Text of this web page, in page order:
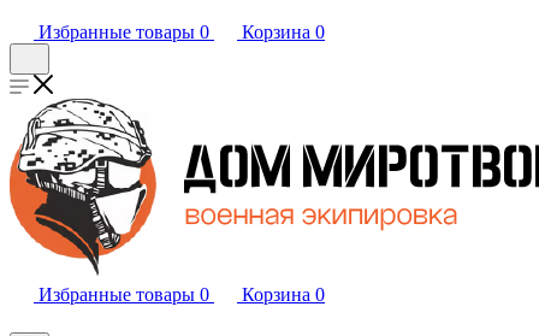
Избранные товары 0 Корзина 0
Избранные товары 0 Корзина 0